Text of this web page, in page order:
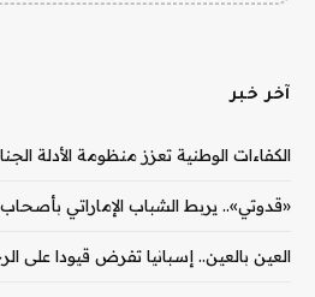
آخر خبر
الكفاءات الوطنية تعزز منظومة الأدلة
«قدوتي».. يربط الشباب الإماراتي
العين بالعين.. إسبانيا تفرض قيودا على